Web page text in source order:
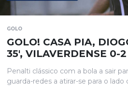
GOLO
GOLO! CASA PIA,
35', VILAVERDENSE 0-
Penalti clássico com a bola a sair
guarda-redes a atirar-se para o lado